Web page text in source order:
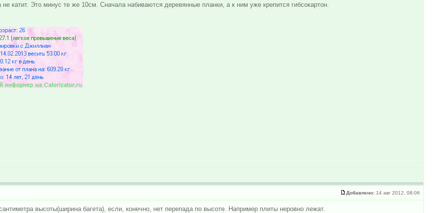
катит. Это минус те же 10см. Сначала набиваются деревянные планки, а к ним уже крепится гибсокартон.
Добавлено: 14 авг 2012, 08:06
высоты(ширина багета), если, конечно, нет перепада по высоте. Например плиты неровно лежат.